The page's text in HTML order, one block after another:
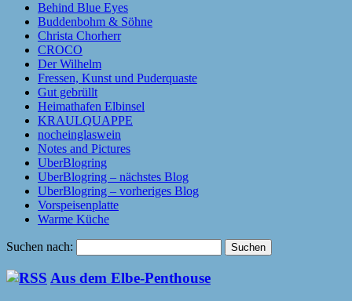
Behind Blue Eyes
Buddenbohm & Söhne
Christa Chorherr
CROCO
Der Wilhelm
Fressen, Kunst und Puderquaste
Gut gebrüllt
Heimathafen Elbinsel
KRAULQUAPPE
nocheinglaswein
Notes and Pictures
UberBlogring
UberBlogring – nächstes Blog
UberBlogring – vorheriges Blog
Vorspeisenplatte
Warme Küche
Suchen nach:
Aus dem Elbe-Penthouse